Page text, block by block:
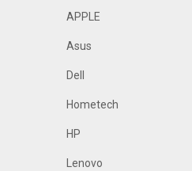
APPLE
Asus
Dell
Hometech
HP
Lenovo